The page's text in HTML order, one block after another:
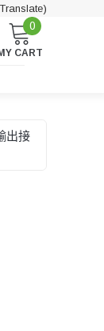
0
CART
出接